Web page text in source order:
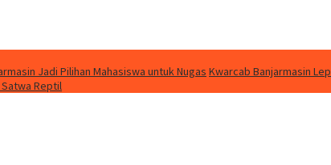
Jadi Pilihan Mahasiswa untuk Nugas Kwarcab Banjarmasin
Reptil